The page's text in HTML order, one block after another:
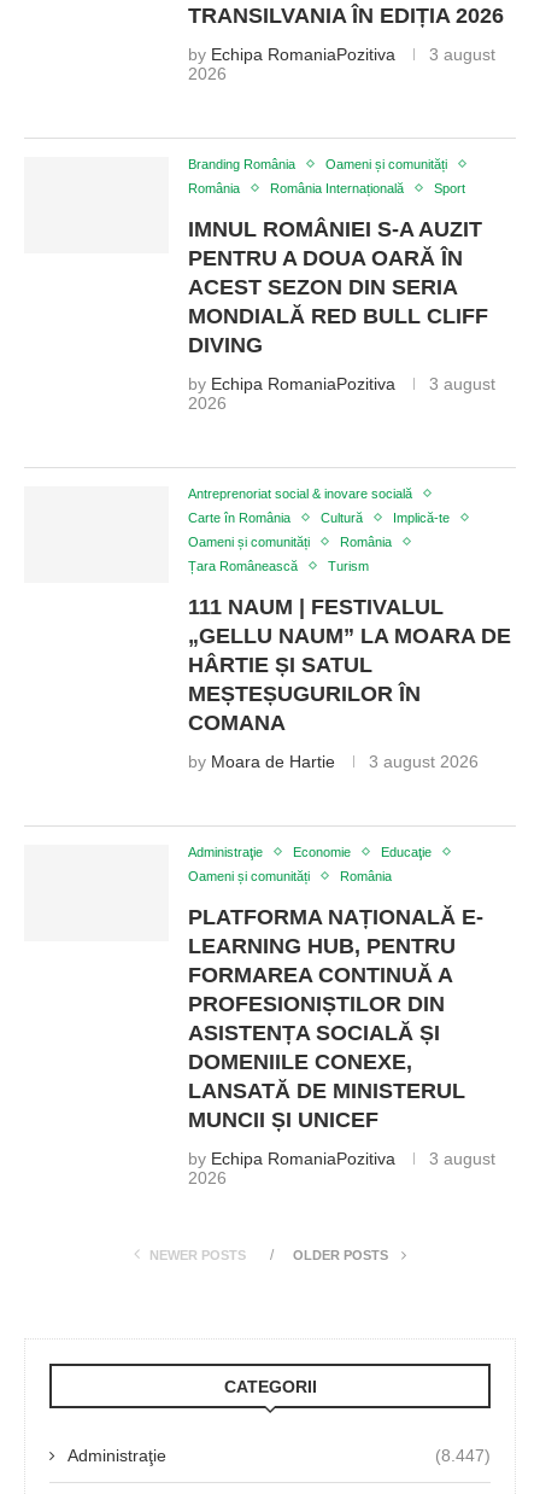
TRANSILVANIA ÎN EDIȚIA 2026
by Echipa RomaniaPozitiva
3 august
2026
Branding România
Oameni și comunități
România
România Internațională Sport
IMNUL ROMÂNIEI S-A AUZIT
PENTRU A DOUA OARĂ ÎN
ACEST SEZON DIN SERIA
MONDIALĂ RED BULL CLIFF
DIVING
by Echipa RomaniaPozitiva
3 august
2026
Antreprenoriat social & inovare socială
Carte în România
Cultură
Implică-te
Oameni și comunități
România
Țara Românească
Turism
111 NAUM | FESTIVALUL
„GELLU NAUM” LA MOARA DE
HÂRTIE ȘI SATUL
MEȘTEȘUGURILOR ÎN
COMANA
by Moara de Hartie 3 august 2026
Administraţie Economie
Educaţie
Oameni și comunități
România
PLATFORMA NAȚIONALĂ E-
LEARNING HUB, PENTRU
FORMAREA CONTINUĂ A
PROFESIONIȘTILOR DIN
ASISTENȚA SOCIALĂ ȘI
DOMENIILE CONEXE,
LANSATĂ DE MINISTERUL
MUNCII ȘI UNICEF
by Echipa RomaniaPozitiva
3 august
2026
NEWER POSTS OLDER POSTS
CATEGORII
Administraţie (8.447)